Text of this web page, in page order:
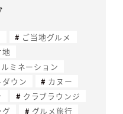
ご当地グルメ
ミネーション
ウン
カヌー
クラブラウンジ
グルメ旅行